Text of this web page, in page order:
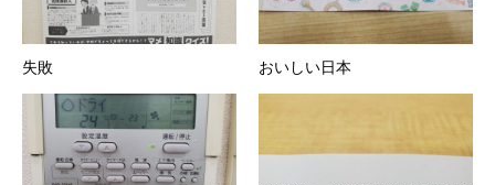
失敗 おいしい日本